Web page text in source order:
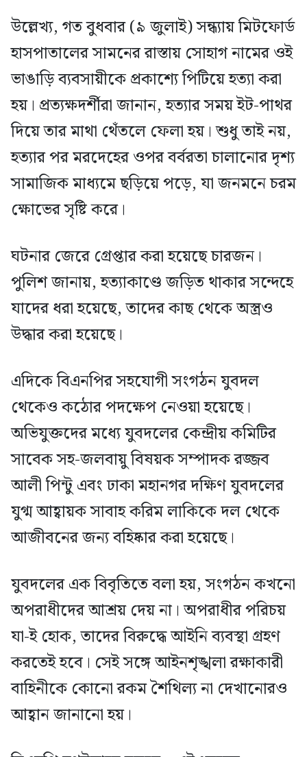
উল্লেখ্য, গত বুধবার (৯ জুলাই) সন্ধ্যায় মিটফোর্ড
হাসপাতালের সামনের রাস্তায় সোহাগ নামের ওই
ভাঙাড়ি ব্যবসায়ীকে প্রকাশ্যে পিটিয়ে হত্যা করা
হয়। প্রত্যক্ষদর্শীরা জানান, হত্যার সময় ইট-পাথর
দিয়ে তার মাথা থেঁতলে ফেলা হয়। শুধু তাই নয়,
হত্যার পর মরদেহের ওপর বর্বরতা চালানোর দৃশ্য
সামাজিক মাধ্যমে ছড়িয়ে পড়ে, যা জনমনে চরম
ক্ষোভের সৃষ্টি করে।
ঘটনার জেরে গ্রেপ্তার করা হয়েছে চারজন।
পুলিশ জানায়, হত্যাকাণ্ডে জড়িত থাকার সন্দেহে
যাদের ধরা হয়েছে, তাদের কাছ থেকে অস্ত্রও
উদ্ধার করা হয়েছে।
এদিকে বিএনপির সহযোগী সংগঠন যুবদল
থেকেও কঠোর পদক্ষেপ নেওয়া হয়েছে।
অভিযুক্তদের মধ্যে যুবদলের কেন্দ্রীয় কমিটির
সাবেক সহ-জলবায়ু বিষয়ক সম্পাদক রজ্জব
আলী পিন্টু এবং ঢাকা মহানগর দক্ষিণ যুবদলের
যুগ্ম আহ্বায়ক সাবাহ করিম লাকিকে দল থেকে
আজীবনের জন্য বহিষ্কার করা হয়েছে।
যুবদলের এক বিবৃতিতে বলা হয়, সংগঠন কখনো
অপরাধীদের আশ্রয় দেয় না। অপরাধীর পরিচয়
যা-ই হোক, তাদের বিরুদ্ধে আইনি ব্যবস্থা গ্রহণ
করতেই হবে। সেই সঙ্গে আইনশৃঙ্খলা রক্ষাকারী
বাহিনীকে কোনো রকম শৈথিল্য না দেখানোরও
আহ্বান জানানো হয়।